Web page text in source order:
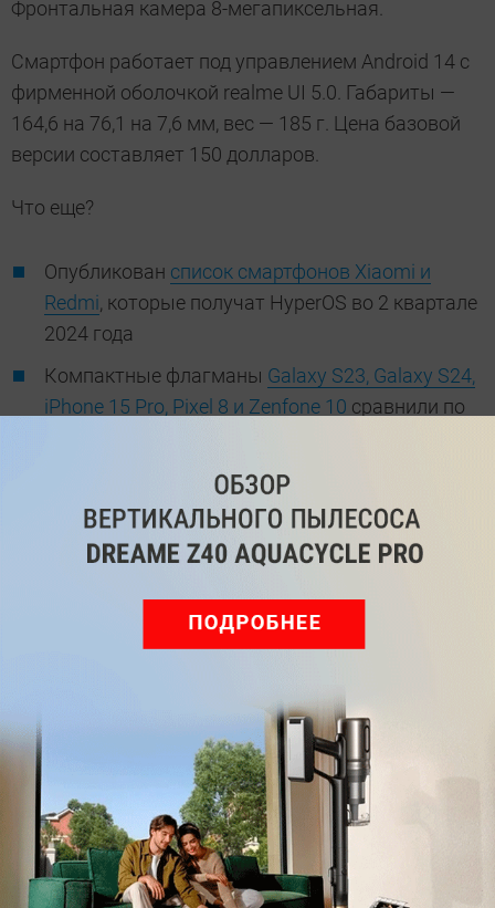
Фронтальная камера 8-мегапиксельная.
Смартфон работает под управлением Android 14 с
фирменной оболочкой realme UI 5.0. Габариты —
164,6 на 76,1 на 7,6 мм, вес — 185 г. Цена базовой
версии составляет 150 долларов.
Что еще?
Опубликован список смартфонов Xiaomi и
Redmi, которые получат HyperOS во 2 квартале
2024 года
Компактные флагманы Galaxy S23, Galaxy S24,
iPhone 15 Pro, Pixel 8 и Zenfone 10 сравнили по
крупное обновление Telegram
Похоже,iPhone 16получит дизайн 7-летней
давности
Источник: GSMArena
Сергей Калашников
Редактор раздела новостей
Была ли статья интересна?